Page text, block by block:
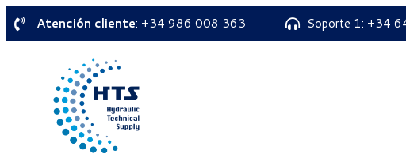
Atención cliente: +34 986 008 363 Soporte 1: +34